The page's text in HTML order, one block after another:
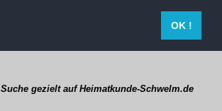
OK !
Suche gezielt auf Heimatkunde-Schwelm.de